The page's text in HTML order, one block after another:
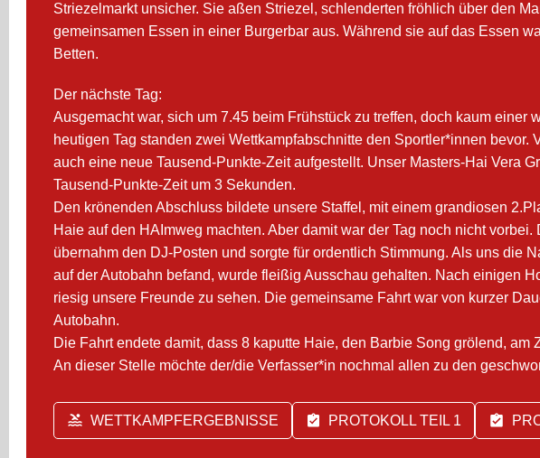
Striezelmarkt unsicher. Sie aßen Striezel, schlenderten fröhlich über den
gemeinsamen Essen in einer Burgerbar aus. Während sie auf das Essen
Betten.
Der nächste Tag:
Ausgemacht war, sich um 7.45 beim Frühstück zu treffen, doch kaum
heutigen Tag standen zwei Wettkampfabschnitte den Sportler*innen
auch eine neue Tausend-Punkte-Zeit aufgestellt. Unser Masters-Hai Vera
Tausend-Punkte-Zeit um 3 Sekunden.
Den krönenden Abschluss bildete unsere Staffel, mit einem grandiosen
Haie auf den HAImweg machten. Aber damit war der Tag noch nicht
übernahm den DJ-Posten und sorgte für ordentlich Stimmung. Als uns die
auf der Autobahn befand, wurde fleißig Ausschau gehalten. Nach einigen
riesig unsere Freunde zu sehen. Die gemeinsame Fahrt war von kurzer
Autobahn.
Die Fahrt endete damit, dass 8 kaputte Haie, den Barbie Song grölend, am
An dieser Stelle möchte der/die Verfasser*in nochmal allen zu den
WETTKAMPFERGEBNISSE PROTOKOLL TEIL 1